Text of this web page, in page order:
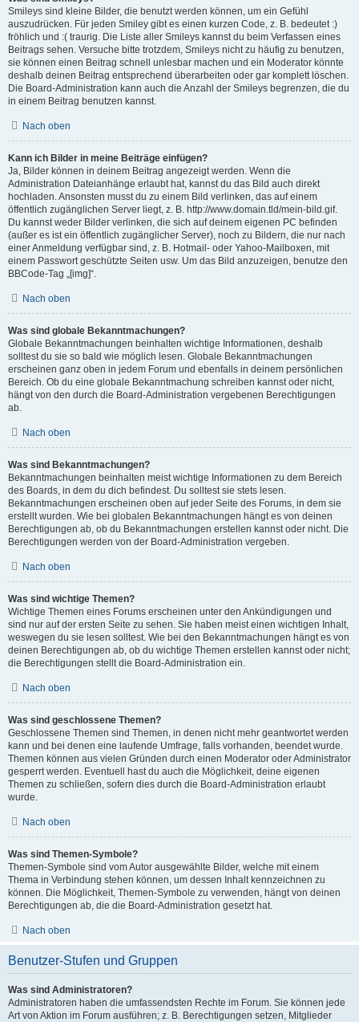
Smileys sind kleine Bilder, die benutzt werden können, um ein Gefühl
auszudrücken. Für jeden Smiley gibt es einen kurzen Code, z. B. bedeutet :)
fröhlich und :( traurig. Die Liste aller Smileys kannst du beim Verfassen eines
Beitrags sehen. Versuche bitte trotzdem, Smileys nicht zu häufig zu benutzen,
sie können einen Beitrag schnell unlesbar machen und ein Moderator könnte
deshalb deinen Beitrag entsprechend überarbeiten oder gar komplett löschen.
Die Board-Administration kann auch die Anzahl der Smileys begrenzen, die du
in einem Beitrag benutzen kannst.
Nach oben
Kann ich Bilder in meine Beiträge einfügen?
Ja, Bilder können in deinem Beitrag angezeigt werden. Wenn die
Administration Dateianhänge erlaubt hat, kannst du das Bild auch direkt
hochladen. Ansonsten musst du zu einem Bild verlinken, das auf einem
öffentlich zugänglichen Server liegt, z. B. http://www.domain.tld/mein-bild.gif.
Du kannst weder Bilder verlinken, die sich auf deinem eigenen PC befinden
(außer es ist ein öffentlich zugänglicher Server), noch zu Bildern, die nur nach
einer Anmeldung verfügbar sind, z. B. Hotmail- oder Yahoo-Mailboxen, mit
einem Passwort geschützte Seiten usw. Um das Bild anzuzeigen, benutze den
BBCode-Tag „[img]“.
Nach oben
Was sind globale Bekanntmachungen?
Globale Bekanntmachungen beinhalten wichtige Informationen, deshalb
solltest du sie so bald wie möglich lesen. Globale Bekanntmachungen
erscheinen ganz oben in jedem Forum und ebenfalls in deinem persönlichen
Bereich. Ob du eine globale Bekanntmachung schreiben kannst oder nicht,
hängt von den durch die Board-Administration vergebenen Berechtigungen
ab.
Nach oben
Was sind Bekanntmachungen?
Bekanntmachungen beinhalten meist wichtige Informationen zu dem Bereich
des Boards, in dem du dich befindest. Du solltest sie stets lesen.
Bekanntmachungen erscheinen oben auf jeder Seite des Forums, in dem sie
erstellt wurden. Wie bei globalen Bekanntmachungen hängt es von deinen
Berechtigungen ab, ob du Bekanntmachungen erstellen kannst oder nicht. Die
Berechtigungen werden von der Board-Administration vergeben.
Nach oben
Was sind wichtige Themen?
Wichtige Themen eines Forums erscheinen unter den Ankündigungen und
sind nur auf der ersten Seite zu sehen. Sie haben meist einen wichtigen Inhalt,
weswegen du sie lesen solltest. Wie bei den Bekanntmachungen hängt es von
deinen Berechtigungen ab, ob du wichtige Themen erstellen kannst oder nicht;
die Berechtigungen stellt die Board-Administration ein.
Nach oben
Was sind geschlossene Themen?
Geschlossene Themen sind Themen, in denen nicht mehr geantwortet werden
kann und bei denen eine laufende Umfrage, falls vorhanden, beendet wurde.
Themen können aus vielen Gründen durch einen Moderator oder Administrator
gesperrt werden. Eventuell hast du auch die Möglichkeit, deine eigenen
Themen zu schließen, sofern dies durch die Board-Administration erlaubt
wurde.
Nach oben
Was sind Themen-Symbole?
Themen-Symbole sind vom Autor ausgewählte Bilder, welche mit einem
Thema in Verbindung stehen können, um dessen Inhalt kennzeichnen zu
können. Die Möglichkeit, Themen-Symbole zu verwenden, hängt von deinen
Berechtigungen ab, die die Board-Administration gesetzt hat.
Nach oben
Benutzer-Stufen und Gruppen
Was sind Administratoren?
Administratoren haben die umfassendsten Rechte im Forum. Sie können jede
Art von Aktion im Forum ausführen; z. B. Berechtigungen setzen, Mitglieder